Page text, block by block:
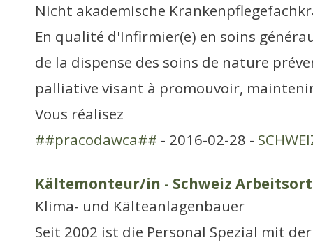
Nicht akademische
En qualité d'Infirmier(e) en soins
de la dispense des soins de nature
palliative visant à promouvoir,
Vous réalisez
##pracodawca## - 2016-02-28 -
Kältemonteur/in - Schweiz
Klima- und Kälteanlagenbauer
Seit 2002 ist die Personal Spezial mit